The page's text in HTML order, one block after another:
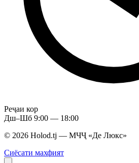
Реҷаи кор
Дш–Шб 9:00 — 18:00
© 2026 Holod.tj — МЧҶ «Де Люкс»
Сиёсати махфият